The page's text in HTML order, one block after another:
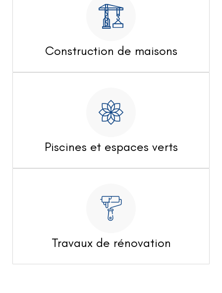
Construction de maisons
Piscines et espaces verts
Travaux de rénovation